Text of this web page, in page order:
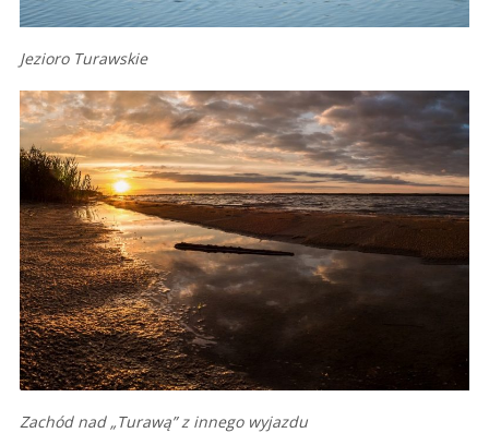
Jezioro Turawskie
Zachód nad „Turawą” z innego wyjazdu